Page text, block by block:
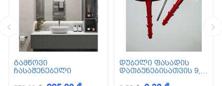
გამწოვი
ჩასაშენებელი
დუბელი ფასადის
დათბუნებისათვის 9,5